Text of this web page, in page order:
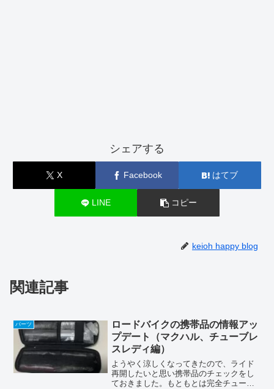
シェアする
X Facebook はてブ
LINE コピー
keioh happy blog
関連記事
パーツ
ロードバイクの携帯品の情報アッ
プデート（マクハル、チューブレ
スレディ編）
ようやく涼しくなってきたので、ライド
再開したいと思い携帯品のチェックをし
ておきました。もともとは完全チューブ